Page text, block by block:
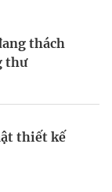
thách
thư
thiết kế
trở thành
của
xuất vệ
năng
đến đế chế